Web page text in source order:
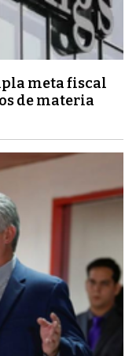
meta fiscal
de materia